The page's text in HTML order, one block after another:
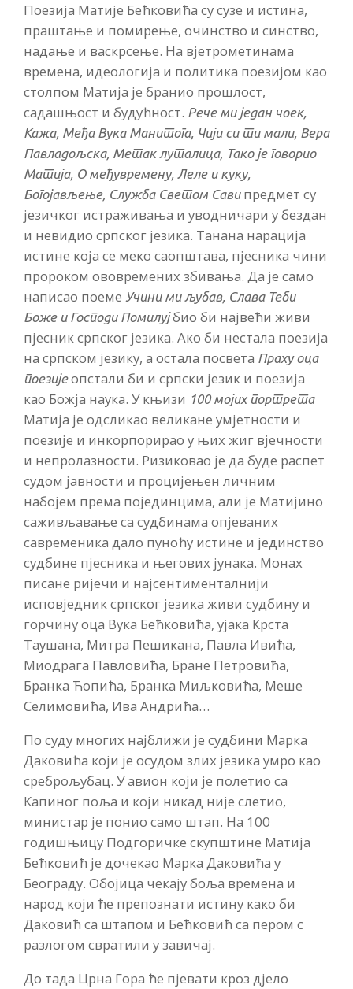
Поезија Матије Бећковића су сузе и истина,
праштање и помирење, очинство и синство,
надање и васкрсење. На вјетрометинама
времена, идеологија и политика поезијом као
столпом Матија је бранио прошлост,
садашњост и будућност. Рече ми један чоек,
Кажа, Међа Вука Манитога, Чији си ти мали, Вера
Павладољска, Метак луталица, Тако је говорио
Матија, О међувремену, Леле и куку,
Богојављење, Служба Светом Сави предмет су
језичког истраживања и уводничари у бездан
и невидио српског језика. Танана нарација
истине која се меко саопштава, пјесника чини
пророком ововремених збивања. Да је само
написао поеме Учини ми љубав, Слава Теби
Боже и Господи Помилујбио би највећи живи
пјесник српског језика. Ако би нестала поезија
на српском језику, а остала посвета Праху оца
поезијеопстали би и српски језик и поезија
као Божја наука. У књизи 100 мојих портрета
Матија је одсликао великане умјетности и
поезије и инкорпорирао у њих жиг вјечности
и непролазности. Ризиковао је да буде распет
судом јавности и процијењен личним
набојем према појединцима, али је Матијино
саживљавање са судбинама опјеваних
савременика дало пуноћу истине и јединство
судбине пјесника и његових јунака. Монах
писане ријечи и најсентименталнији
исповједник српског језика живи судбину и
горчину оца Вука Бећковића, ујака Крста
Таушана, Митра Пешикана, Павла Ивића,
Миодрага Павловића, Бране Петровића,
Бранка Ћопића, Бранка Миљковића, Меше
Селимовића, Ива Андрића…
По суду многих најближи је судбини Марка
Даковића који је осудом злих језика умро као
среброљубац. У авион који је полетио са
Капиног поља и који никад није слетио,
министар је понио само штап. На 100
годишњицу Подгоричке скупштине Матија
Бећковић је дочекао Марка Даковића у
Београду. Обојица чекају боља времена и
народ који ће препознати истину како би
Даковић са штапом и Бећковић са пером с
разлогом свратили у завичај.
До тада Црна Гора ће пјевати кроз дјело